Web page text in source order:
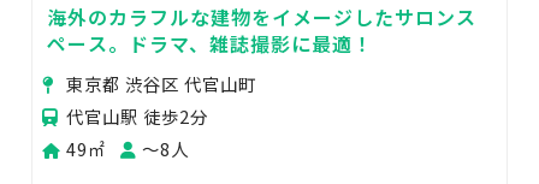
海外のカラフルな建物をイメージしたサロンス
ペース。ドラマ、雑誌撮影に最適！
東京都 渋谷区 代官山町
代官山駅 徒歩2分
49㎡
〜8人